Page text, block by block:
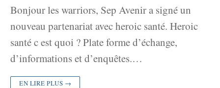
Bonjour les warriors, Sep Avenir a signé un
nouveau partenariat avec heroic santé. Heroic
santé c est quoi ? Plate forme d’échange,
d’informations et d’enquêtes.…
EN LIRE PLUS →